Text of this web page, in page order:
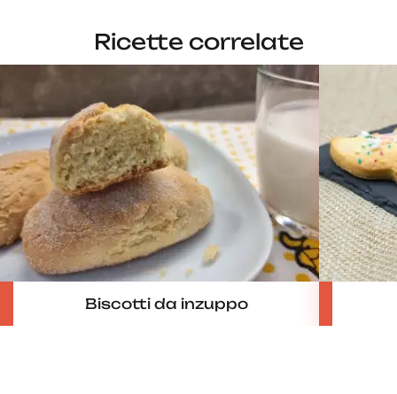
Ricette correlate
Biscotti da inzuppo